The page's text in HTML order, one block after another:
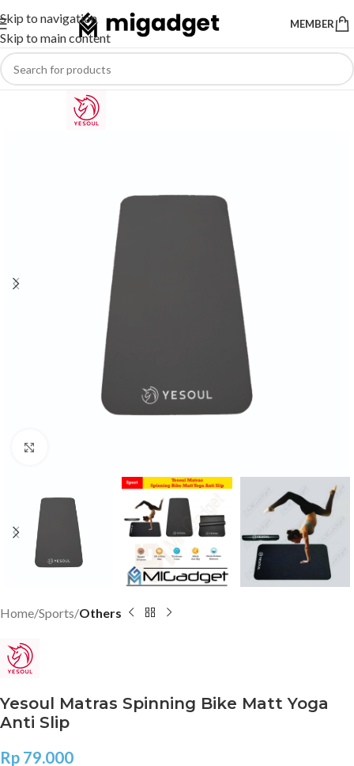
Skip to navigation
Skip to main content
MEMBER
Home Sports Others
Yesoul Matras Spinning Bike Matt Yoga
Anti Slip
Rp 79.000